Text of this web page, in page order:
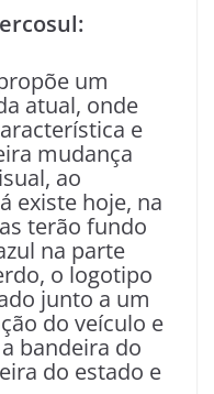
um
atual, onde
e
mudança
ao
existe hoje, na
terão fundo
na parte
o logotipo
junto a um
do veículo e
bandeira do
do estado e